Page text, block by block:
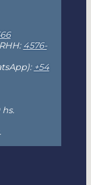
4576-
+54